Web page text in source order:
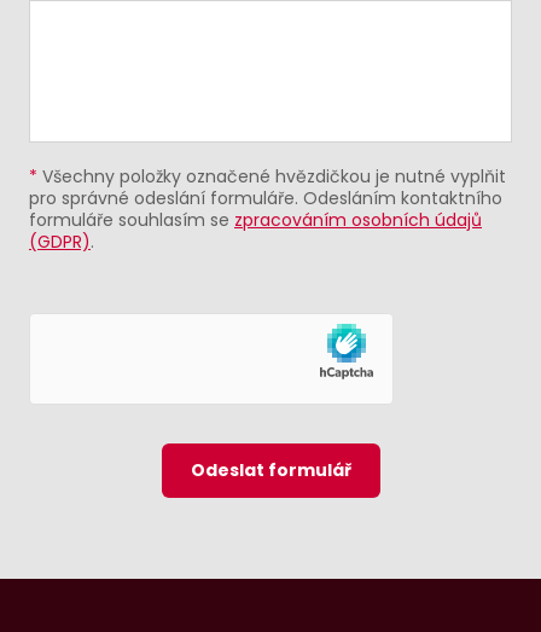
* Všechny položky označené hvězdičkou je nutné vyplňit
pro správné odeslání formuláře. Odesláním kontaktního
formuláře souhlasím se zpracováním osobních údajů
(GDPR).
Odeslat formulář